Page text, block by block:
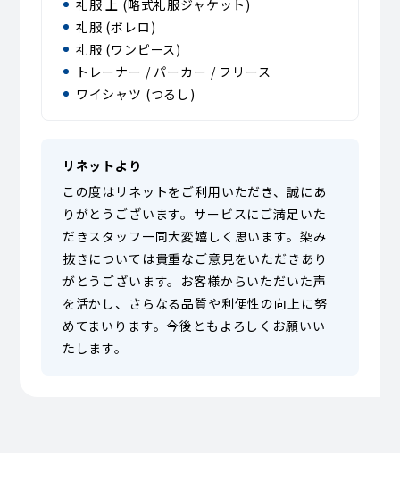
礼服 上 (略式礼服ジャケット)
礼服 (ボレロ)
礼服 (ワンピース)
トレーナー / パーカー / フリース
ワイシャツ (つるし)
リネットより
この度はリネットをご利用いただき、誠にあ
りがとうございます。サービスにご満足いた
だきスタッフ一同大変嬉しく思います。染み
抜きについては貴重なご意見をいただきあり
がとうございます。お客様からいただいた声
を活かし、さらなる品質や利便性の向上に努
めてまいります。今後ともよろしくお願いい
たします。